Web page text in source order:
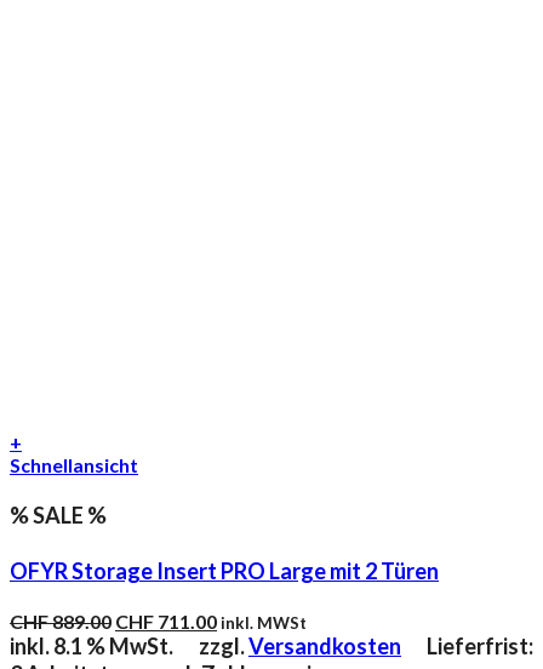
+
Schnellansicht
% SALE %
OFYR Storage Insert PRO Large mit 2 Türen
CHF889.00 Ursprünglicher
Preis
CHF 711.00Aktueller
Preis
inkl. MWSt
inkl. 8.1 % MwSt. zzgl.Versandkosten
Lieferfrist: